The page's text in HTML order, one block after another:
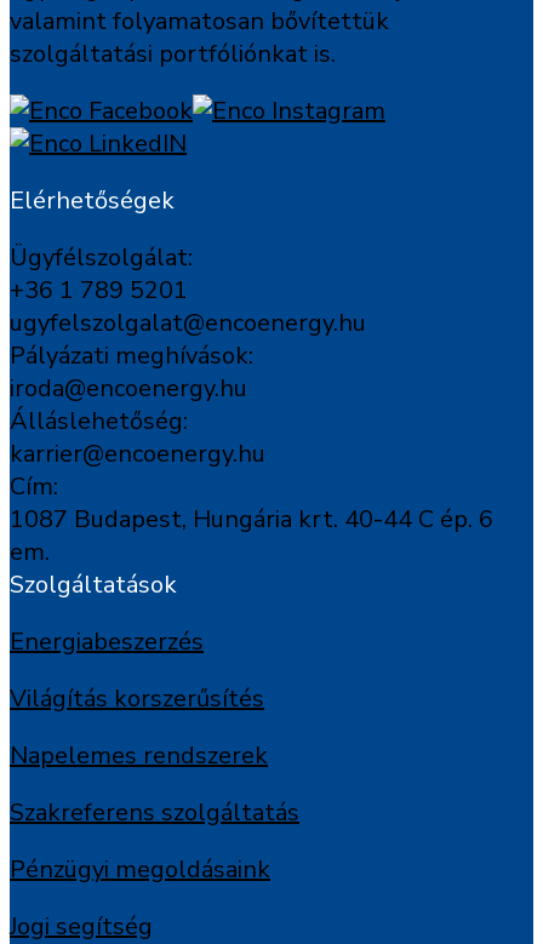
valamint folyamatosan bővítettük
szolgáltatási portfóliónkat is.
Elérhetőségek
Ügyfélszolgálat:
+36 1 789 5201
ugyfelszolgalat@encoenergy.hu
Pályázati meghívások:
iroda@encoenergy.hu
Álláslehetőség:
karrier@encoenergy.hu
Cím:
1087 Budapest, Hungária krt. 40-44 C ép. 6
em.
Szolgáltatások
Energiabeszerzés
Világítás korszerűsítés
Napelemes rendszerek
Szakreferens szolgáltatás
Pénzügyi megoldásaink
Jogi segítség